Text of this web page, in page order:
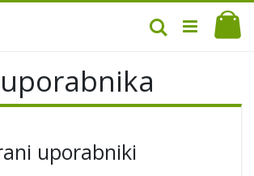
Iskanje
uporabniki